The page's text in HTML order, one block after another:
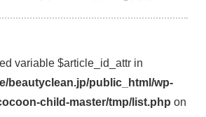
variable $article_id_attr in
beautyclean.jp/public_html/wp-
child-master/tmp/list.php on